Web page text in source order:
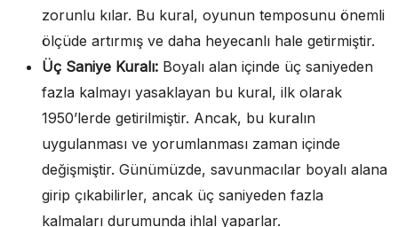
zorunlu kılar. Bu kural, oyunun temposunu önemli
ölçüde artırmış ve daha heyecanlı hale getirmiştir.
Üç Saniye Kuralı: Boyalı alan içinde üç saniyeden
fazla kalmayı yasaklayan bu kural, ilk olarak
1950’lerde getirilmiştir. Ancak, bu kuralın
uygulanması ve yorumlanması zaman içinde
değişmiştir. Günümüzde, savunmacılar boyalı alana
girip çıkabilirler, ancak üç saniyeden fazla
kalmaları durumunda ihlal yaparlar.